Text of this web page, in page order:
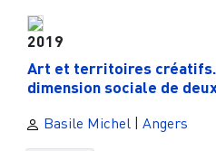
2019
Art et territoires créatifs.
dimension sociale de
Basile Michel Angers